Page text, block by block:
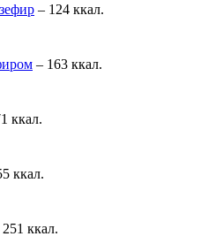
– 124 ккал.
– 163 ккал.
ккал.
ккал.
ккал.